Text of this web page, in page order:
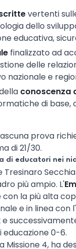
vertenti
dello
educativa,
finalizzato ad
delle
nazionale e
conoscenza
di base,
prova
di 21/30.
di educatori nei
Tresinaro
più ampio. L'
la più alta
e in linea con
0-6.
Missione 4, ha